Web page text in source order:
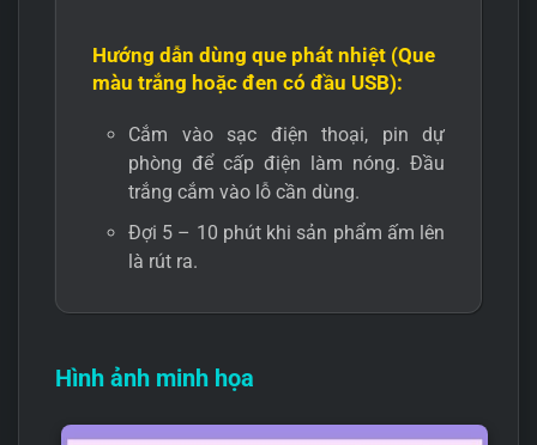
Hướng dẫn dùng que phát nhiệt (Que
màu trắng hoặc đen có đầu USB):
Cắm vào sạc điện thoại, pin dự
phòng để cấp điện làm nóng. Đầu
trắng cắm vào lỗ cần dùng.
Đợi 5 – 10 phút khi sản phẩm ấm lên
là rút ra.
Hình ảnh minh họa